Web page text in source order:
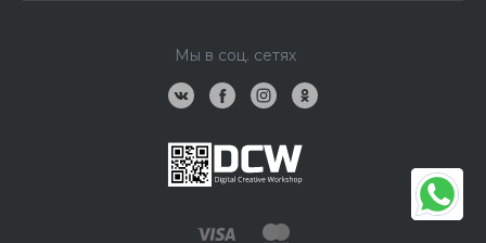
Мы в соц. сетях